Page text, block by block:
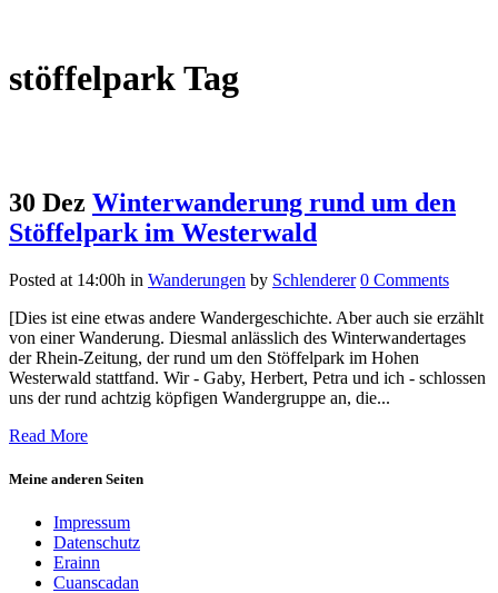
stöffelpark Tag
30 Dez Winterwanderung rund um den
Stöffelpark im Westerwald
Posted at 14:00h in Wanderungen by Schlenderer 0 Comments
[Dies ist eine etwas andere Wandergeschichte. Aber auch sie erzählt
von einer Wanderung. Diesmal anlässlich des Winterwandertages
der Rhein-Zeitung, der rund um den Stöffelpark im Hohen
Westerwald stattfand. Wir - Gaby, Herbert, Petra und ich - schlossen
uns der rund achtzig köpfigen Wandergruppe an, die...
Read More
Meine anderen Seiten
Impressum
Datenschutz
Erainn
Cuanscadan